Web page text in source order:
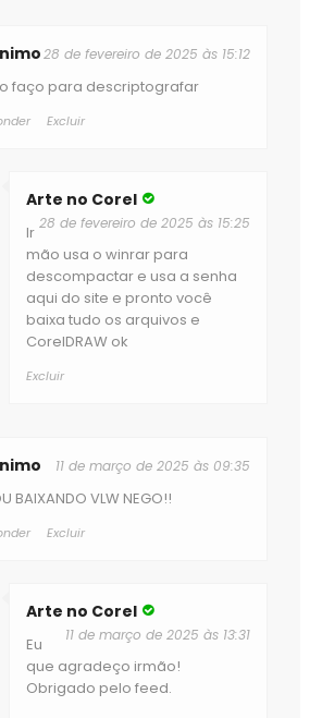
28 de fevereiro de 2025 às 15:12
faço para descriptografar
Excluir
Arte no Corel
28 de fevereiro de 2025 às 15:25
Ir
mão usa o winrar para
descompactar e usa a senha
aqui do site e pronto você
baixa tudo os arquivos e
CorelDRAW ok
Excluir
11 de março de 2025 às 09:35
BAIXANDO VLW NEGO!!
Excluir
Arte no Corel
11 de março de 2025 às 13:31
Eu
que agradeço irmão!
Obrigado pelo feed.